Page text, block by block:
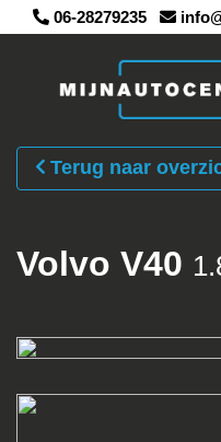
06-28279235
Terug naar
Volvo V40